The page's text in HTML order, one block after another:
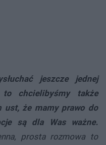
jeszcze jednej
chcielibyśmy także
ust, że mamy prawo do
są dla Was ważne.
prosta rozmowa to